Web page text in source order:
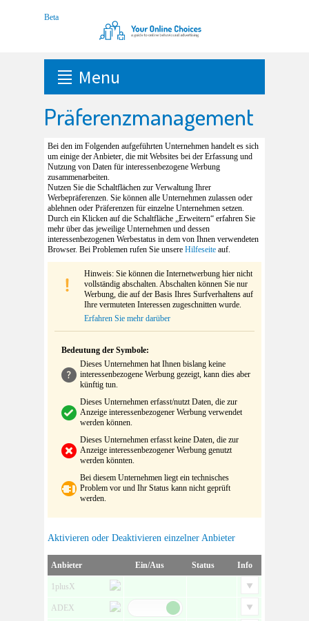
Menu
Präferenzmanagement
Bei den im Folgenden aufgeführten Unternehmen handelt es sich
um einige der Anbieter, die mit Websites bei der Erfassung und
Nutzung von Daten für interessenbezogene Werbung
zusammenarbeiten.
Nutzen Sie die Schaltflächen zur Verwaltung Ihrer
Werbepräferenzen. Sie können alle Unternehmen zulassen oder
ablehnen oder Präferenzen für einzelne Unternehmen setzen.
Durch ein Klicken auf die Schaltfläche „Erweitern“ erfahren Sie
mehr über das jeweilige Unternehmen und dessen
interessenbezogenen Werbestatus in dem von Ihnen verwendeten
Browser. Bei Problemen rufen Sie unsere Hilfeseite auf.
Hinweis: Sie können die Internetwerbung hier nicht
vollständig abschalten. Abschalten können Sie nur
Werbung, die auf der Basis Ihres Surfverhaltens auf
Ihre vermuteten Interessen zugeschnitten wurde.
Erfahren Sie mehr darüber
Bedeutung der Symbole:
Dieses Unternehmen hat Ihnen bislang keine
interessenbezogene Werbung gezeigt, kann dies aber
künftig tun.
Dieses Unternehmen erfasst/nutzt Daten, die zur
Anzeige interessenbezogener Werbung verwendet
werden können.
Dieses Unternehmen erfasst keine Daten, die zur
Anzeige interessenbezogener Werbung genutzt
werden könnten.
Bei diesem Unternehmen liegt ein technisches
Problem vor und Ihr Status kann nicht geprüft
werden.